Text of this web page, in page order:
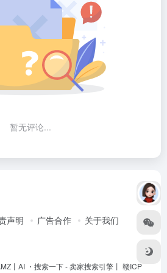
暂无评论...
声明 广告合作 关于我们
丨AI ・搜索一下 - 卖家搜索引擎丨 赣ICP